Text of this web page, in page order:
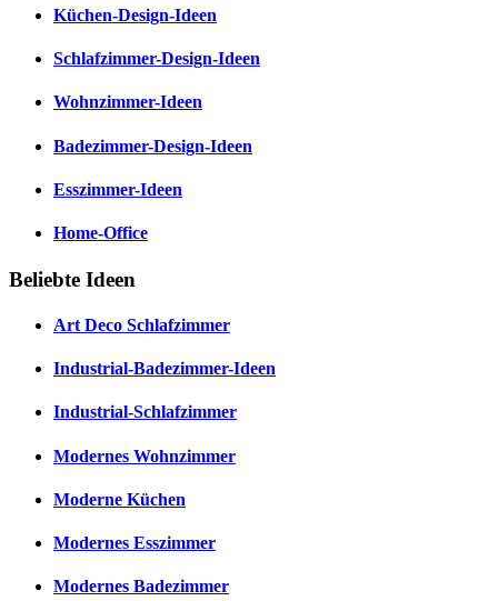
Küchen-Design-Ideen
Schlafzimmer-Design-Ideen
Wohnzimmer-Ideen
Badezimmer-Design-Ideen
Esszimmer-Ideen
Home-Office
Beliebte Ideen
Art Deco Schlafzimmer
Industrial-Badezimmer-Ideen
Industrial-Schlafzimmer
Modernes Wohnzimmer
Moderne Küchen
Modernes Esszimmer
Modernes Badezimmer